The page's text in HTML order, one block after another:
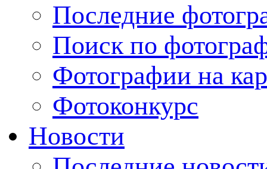
Последние
Поиск по
Фотографии на
Фотоконкурс
Новости